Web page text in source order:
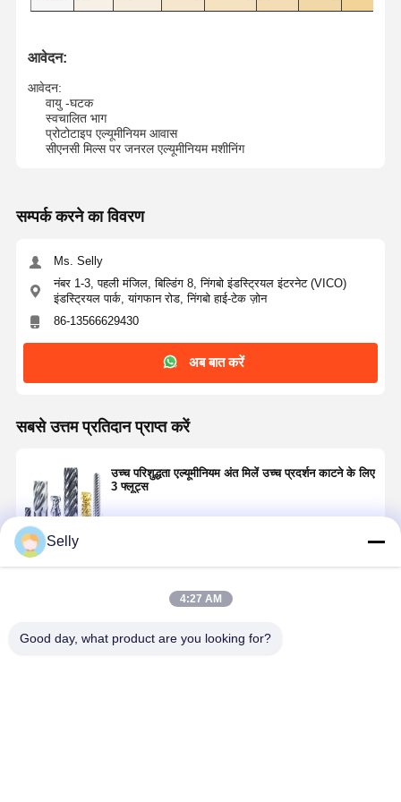
स्टेनलेस स्टील के अंत मिल
एल्यूमीनियम एंड मिल्स
किसी न किसी उबाऊ सिर
ARS1630
ARS2005
ARS2010 D20
ARS2030 D20
आवेदन:
आवेदन:
वायु -घटक
स्वचालित भाग
प्रोटोटाइप एल्यूमीनियम आवास
सीएनसी मिल्स पर जनरल एल्यूमीनियम मशीनिंग
सम्पर्क करने का विवरण
Ms. Selly
नंबर 1-3, पहली मंजिल, बिल्डिंग 8, निंगबो इंडस्ट्रियल इंटरनेट (VICO)
इंडस्ट्रियल पार्क, यांगफान रोड, निंगबो हाई-टेक ज़ोन
86-13566629430
अब बात करें
सबसे उत्तम प्रतिदान प्राप्त करें
उच्च परिशुद्धता एल्यूमीनियम अंत मिलें उच्च प्रदर्शन काटने के लिए
3 फ्लूट्स
जारी रखें
Selly
4:27 AM
Good day, what product are you looking for?